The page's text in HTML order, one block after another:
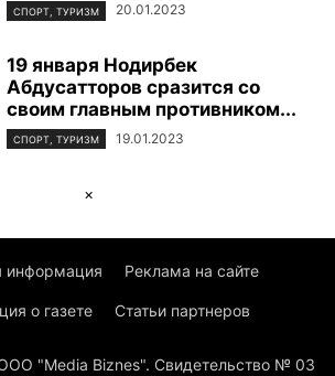
СПОРТ, ТУРИЗМ 20.01.2023
19 января Нодирбек
Абдусатторов сразится со
своим главным противником...
СПОРТ, ТУРИЗМ 19.01.2023
×
информация Реклама на сайте
о газете Статьи партнеров
"Media Biznes". Свидетельство № 03